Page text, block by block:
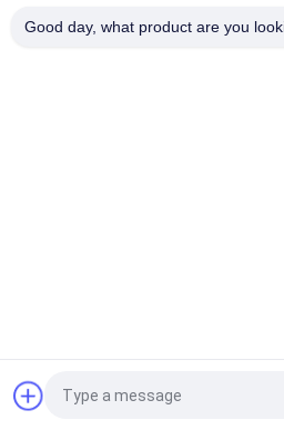
Richiedi un
Good day, what product are you